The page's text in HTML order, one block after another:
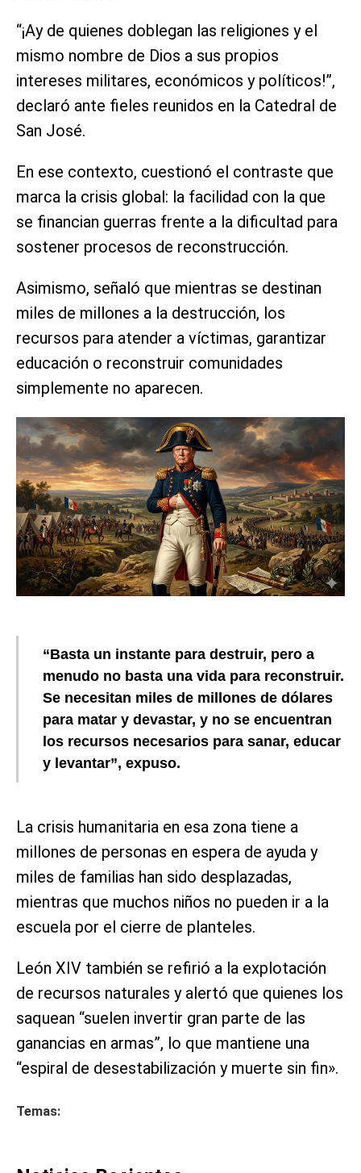
“¡Ay de quienes doblegan las religiones y el
mismo nombre de Dios a sus propios
intereses militares, económicos y políticos!”,
declaró ante fieles reunidos en la Catedral de
San José.
En ese contexto, cuestionó el contraste que
marca la crisis global: la facilidad con la que
se financian guerras frente a la dificultad para
sostener procesos de reconstrucción.
Asimismo, señaló que mientras se destinan
miles de millones a la destrucción, los
recursos para atender a víctimas, garantizar
educación o reconstruir comunidades
simplemente no aparecen.
“Basta un instante para destruir, pero a
menudo no basta una vida para reconstruir.
Se necesitan miles de millones de dólares
para matar y devastar, y no se encuentran
los recursos necesarios para sanar, educar
y levantar”, expuso.
La crisis humanitaria en esa zona tiene a
millones de personas en espera de ayuda y
miles de familias han sido desplazadas,
mientras que muchos niños no pueden ir a la
escuela por el cierre de planteles.
León XIV también se refirió a la explotación
de recursos naturales y alertó que quienes los
saquean “suelen invertir gran parte de las
ganancias en armas”, lo que mantiene una
“espiral de desestabilización y muerte sin fin».
Temas: